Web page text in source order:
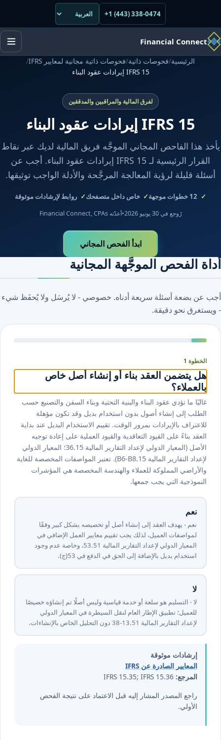
+1 (443) 338-0474
Financial Connect
الرئيسية/فحوصات ذاتية/فحوصات ذاتية مجانية لمعايير IFRS
/
IFRS 15 إيرادات عقود البناء
لفرق المالية والمراقبين والمدققين
IFRS 15 إيرادات عقود البناء
يأخذ هذا الفاحص المجاني الموجَّه فريق المالية لديك عبر نقاط
القرار الرئيسية لـ IFRS 15 إيرادات عقود البناء. أجب عن
أسئلة قليلة لرؤية المعالجة المرجَّحة والأدلة الواجب توثيقها.
12 خطوات موجهة خاص داخل متصفحك روابط لإرشادات موثوقة
رُوجع في 30 يونيو 2026 •أعدّته Financial Connect, CPAs
ابدأ الفحص المجاني
أداة الفحص الموجَّهة المجانية
أجب عن بضعة أسئلة سريعة أدناه. خصوصي - لا يُرسَل ولا يُحفَظ شيء
- ويستغرق نحو دقيقة.
الخطوة 1
هل يتضمن العقد بناء أو إنشاء أصل خاص
بالعملاء؟
غالبًا ما تؤدي عقود البناء والبنية التحتية وبناء السفن والتصنيع حسب
الطلب إلى إنشاء أصول بدون استخدام بديل وقد تكون مؤهلة
للاعتراف بالإيرادات بمرور الوقت. تقييم الاستخدام البديل عند بداية
العقد بناءً على القيود التعاقدية والقيود العملية على إعادة توجيه
الأصل (المعيار الدولي لإعداد التقارير المالية ⁦15⁩.⁦36⁩؛ المعيار الدولي
لإعداد التقارير المالية ⁦15⁩.B6-B8). تعتبر المواصفات المخصصة للغاية
والأراضي المملوكة للعملاء والهندسة المخصصة هي المؤشرات
النموذجية التي يجب جمعها.
نعم
نعم - يهدف العقد إلى إنشاء أصل أو تخصيصه بشكل كبير وفقًا
لمواصفات العميل، لذلك يجب تقييم معايير العمل الإضافي في
المعيار الدولي لإعداد التقارير المالية ⁦15⁩.⁦35⁩، وخاصة عدم وجود
استخدام بديل بالإضافة إلى الحق في الدفع في ⁦35⁩(ج).
لا
لا - التسليم هو سلعة أو خدمة قياسية وليس أصلًا تم إنشاؤه خصيصًا
للعميل؛ تطبيق الإطار العام لنقل السيطرة في المعيار الدولي
لإعداد التقارير المالية ⁦15⁩.⁦31-38⁩ دون التحليل الخاص بالإنشاءات.
إرشادات موثوقة
المعايير الصادرة عن IFRS
المرجع:
راجع المصدر المشار إليه قبل الاعتماد على نتيجة الفحص
الأولي.